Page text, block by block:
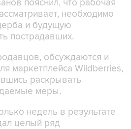
пояснил, что рабочая
необходимо
и будущую
пострадавших.
обсуждаются и
маркетплейса Wildberries,
раскрывать
меры.
недель в результате
целый ряд